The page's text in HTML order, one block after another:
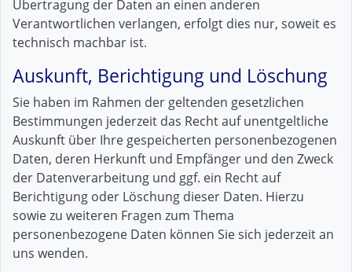
Übertragung der Daten an einen anderen
Verantwortlichen verlangen, erfolgt dies nur, soweit es
technisch machbar ist.
Auskunft, Berichtigung und Löschung
Sie haben im Rahmen der geltenden gesetzlichen
Bestimmungen jederzeit das Recht auf unentgeltliche
Auskunft über Ihre gespeicherten personenbezogenen
Daten, deren Herkunft und Empfänger und den Zweck
der Datenverarbeitung und ggf. ein Recht auf
Berichtigung oder Löschung dieser Daten. Hierzu
sowie zu weiteren Fragen zum Thema
personenbezogene Daten können Sie sich jederzeit an
uns wenden.